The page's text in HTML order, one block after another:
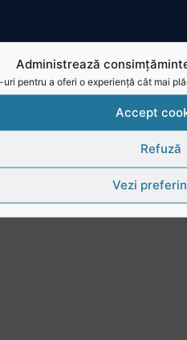
Administrează
pentru a oferi o experiență cât mai
Accept
Refuză
Vezi